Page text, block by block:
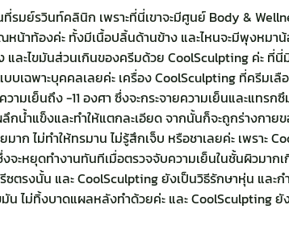
รมย์รวินท์คลินิก เพราะที่นี่เขาจะมีศูนย์ Body &
น้าท้องค่ะ ทั้งมีเนื้อปลิ้นด้านข้าง และไหนจะมีพุงหม
และไขมันส่วนเกินของครีมด้วย CoolSculpting ค่ะ
บเฉพาะบุคคลเลยค่ะ เครื่องCoolSculpting ที่ครีมเลื
มเย็นถึง -11 องศา ซึ่งจะกระจายความเย็นและแทร
น้ำแข็งและทำให้แตกละเอียด จากนั้นก็จะถูกร่างกาย
ก ไม่ทำให้ทรมาน ไม่รู้สึกเจ็บ หรือชาเลยค่ะ เพราะ
จะหยุดทำงานทันทีเมื่อตรวจจับความเย็นในชั้นผิวมาก
ตรงนั้น และ CoolSculpting ยังเป็นวิธีรักษาหุ่น และก
ไม่ทิ้งบาดแผลหลังทำด้วยค่ะ และ CoolSculpting ยั